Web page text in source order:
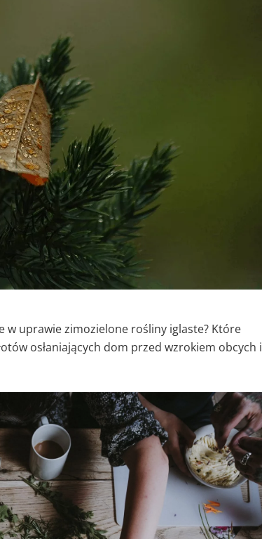
w uprawie zimozielone rośliny iglaste? Które
osłaniających dom przed wzrokiem obcych i